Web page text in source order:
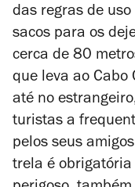
das regras de
sacos para os
cerca de 80
que leva ao Cabo
até no
turistas a
pelos seus
trela é obrigatória